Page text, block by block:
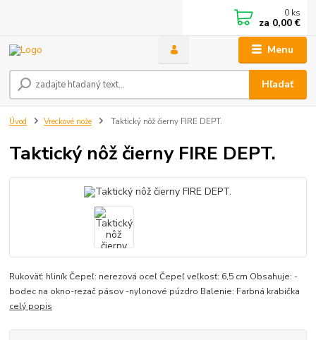
Menu
Hľadať
0 ks
za 0,00 €
Úvod Vreckové nože Taktický nôž čierny FIRE DEPT.
Taktický nôž čierny FIRE DEPT.
Rukoväť: hliník Čepeľ: nerezová oceľ Čepeľ veľkosť: 6,5 cm Obsahuje: -
bodec na okno-rezač pásov -nylonové púzdro Balenie: Farbná krabička
celý popis